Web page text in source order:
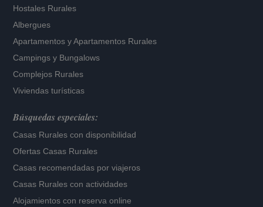
Hostales Rurales
Albergues
Apartamentos yApartamentos Rurales
Campings y Bungalows
Complejos Rurales
Viviendas turísticas
Búsquedas especiales:
Casas Rurales con disponibilidad
Ofertas Casas Rurales
Casas recomendadas por viajeros
Casas Rurales con actividades
Alojamientos con reserva online